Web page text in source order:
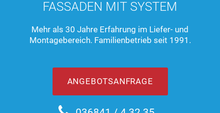
FASSADEN MIT SYSTEM
Mehr als 30 Jahre Erfahrung im Liefer- und
Montagebereich. Familienbetrieb seit 1991.
ANGEBOTSANFRAGE